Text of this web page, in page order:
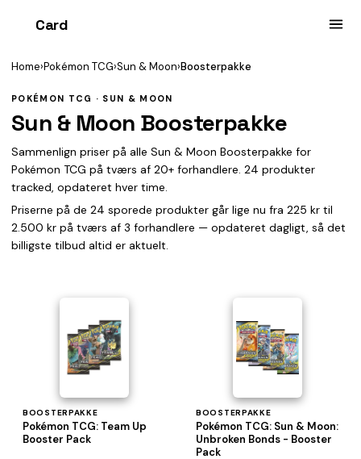
Card
Home›Pokémon TCG›Sun & Moon›Boosterpakke
POKÉMON TCG · SUN & MOON
Sun & Moon Boosterpakke
Sammenlign priser på alle Sun & Moon Boosterpakke for
Pokémon TCG på tværs af 20+ forhandlere. 24 produkter
tracked, opdateret hver time.
Priserne på de 24 sporede produkter går lige nu fra 225 kr til
2.500 kr på tværs af 3 forhandlere — opdateret dagligt, så det
billigste tilbud altid er aktuelt.
BOOSTERPAKKE
Pokémon TCG: Team Up
Booster Pack
BOOSTERPAKKE
Pokémon TCG: Sun & Moon:
Unbroken Bonds - Booster
Pack